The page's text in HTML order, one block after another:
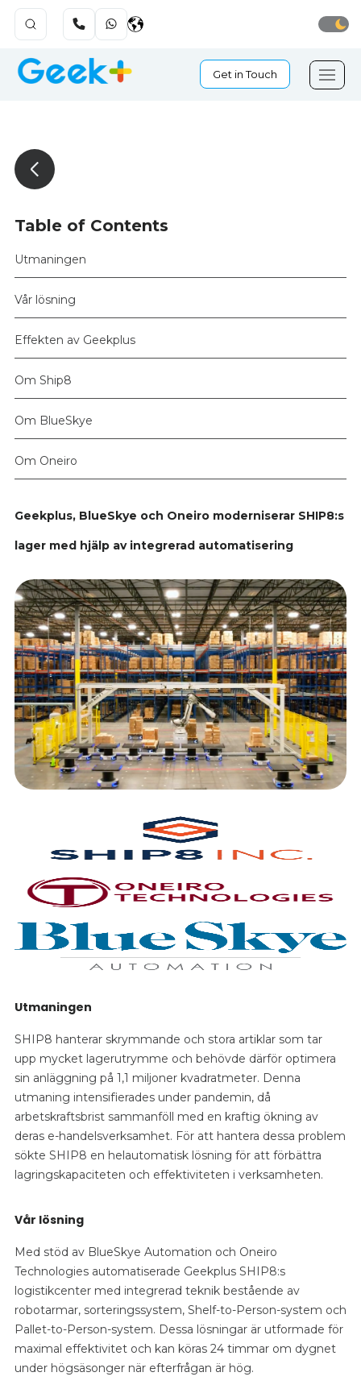
Get in Touch
Table of Contents
Utmaningen
Vår lösning
Effekten av Geekplus
Om Ship8
Om BlueSkye
Om Oneiro
Geekplus, BlueSkye och Oneiro moderniserar SHIP8:s
lager med hjälp av integrerad automatisering
Utmaningen
SHIP8 hanterar skrymmande och stora artiklar som tar
upp mycket lagerutrymme och behövde därför optimera
sin anläggning på 1,1 miljoner kvadratmeter. Denna
utmaning intensifierades under pandemin, då
arbetskraftsbrist sammanföll med en kraftig ökning av
deras e-handelsverksamhet. För att hantera dessa problem
sökte SHIP8 en helautomatisk lösning för att förbättra
lagringskapaciteten och effektiviteten i verksamheten.
Vår lösning
Med stöd av BlueSkye Automation och Oneiro
Technologies automatiserade Geekplus SHIP8:s
logistikcenter med integrerad teknik bestående av
robotarmar, sorteringssystem, Shelf-to-Person-system och
Pallet-to-Person-system. Dessa lösningar är utformade för
maximal effektivitet och kan köras 24 timmar om dygnet
under högsäsonger när efterfrågan är hög.